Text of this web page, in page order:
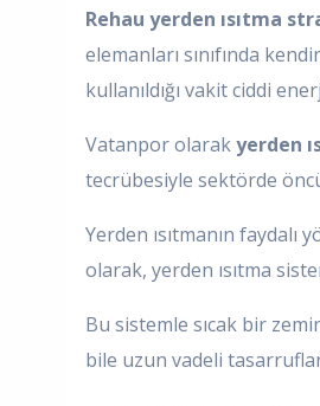
Rehau yerden ısıtma
elemanları sınıfında
kullanıldığı vakit ciddi
Vatanpor olarakyerden
tecrübesiyle sektörde
Yerden ısıtmanın
olarak, yerden ısıtma
Bu sistemle sıcak bir
bile uzun vadeli